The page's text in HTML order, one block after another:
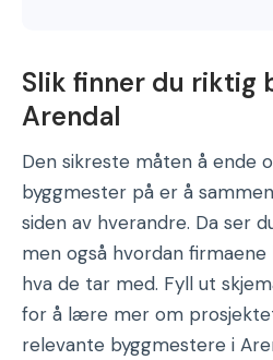
Slik finner du riktig
Arendal
Den sikreste måten å ende
byggmester på er å
siden av hverandre. Da ser
men også hvordan
hva de tar med. Fyll ut
for å lære mer om
relevante byggmestere i